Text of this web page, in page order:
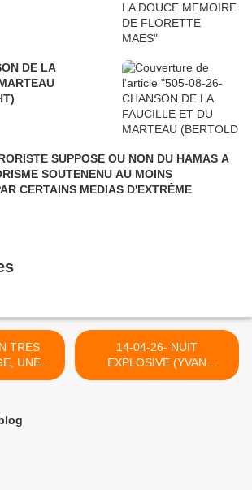
DE LA
SUPPOSE OU NON DU HAMAS A
SOUTENENU AU MOINS
UNE
14-04-26- NUIT
EXPLOSIVE (YVAN
BALCHOY) >